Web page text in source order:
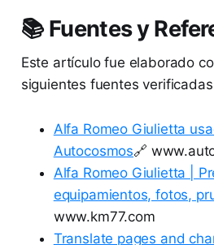
📚 Fuentes y
Este artículo fue elaborado
siguientes fuentes
Alfa Romeo Giulietta
Autocosmos🔗
Alfa Romeo Giulietta |
equipamientos, fotos,
www.km77.com
Translate pages and